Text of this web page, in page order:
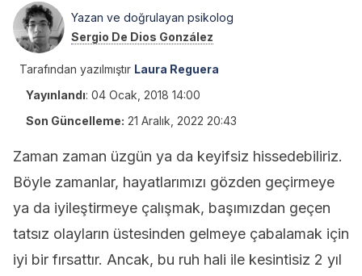
Yazan ve doğrulayan psikolog
Sergio De Dios González
Tarafından yazılmıştır Laura Reguera
Yayınlandı: 04 Ocak, 2018 14:00
Son Güncelleme: 21 Aralık, 2022 20:43
Zaman zaman üzgün ya da keyifsiz hissedebiliriz.
Böyle zamanlar, hayatlarımızı gözden geçirmeye
ya da iyileştirmeye çalışmak, başımızdan geçen
tatsız olayların üstesinden gelmeye çabalamak için
iyi bir fırsattır. Ancak, bu ruh hali ile kesintisiz 2 yıl